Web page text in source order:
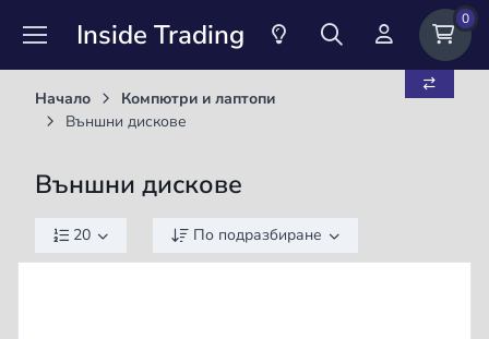
Inside Trading 0
Начало
Компютри и лаптопи
Външни дискове
Външни дискове
20 По подразбиране